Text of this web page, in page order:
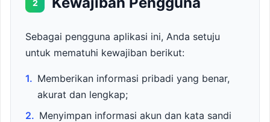
2
Sebagai pengguna aplikasi ini, Anda setuju
untuk mematuhi kewajiban berikut:
1. Memberikan informasi pribadi yang benar,
akurat dan lengkap;
2. Menyimpan informasi akun dan kata sandi